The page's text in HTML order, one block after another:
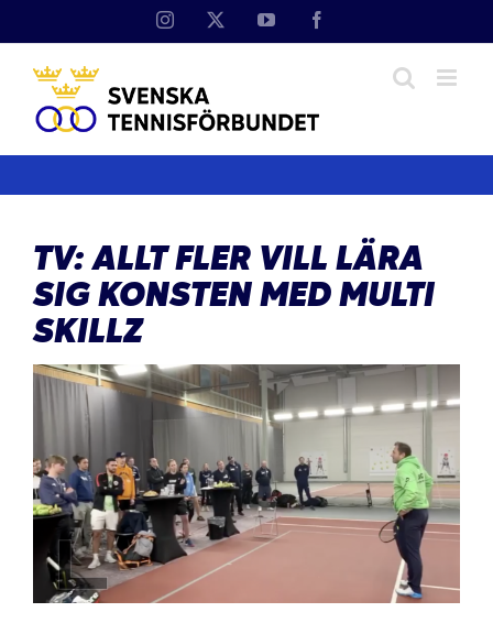
Instagram YouTube
TV: ALLT FLER VILL LÄRA
SIG KONSTEN MED MULTI
SKILLZ